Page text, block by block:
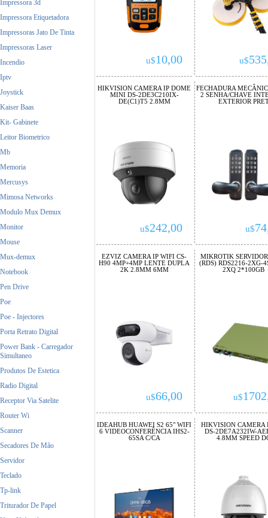
Impressora 3d
Impressora Etiquetadora
Impressoras Jato De Tinta
Impressoras Laser
Incendio
Iptv
Joystick
Kaiser Baas
Kit- Gabinete
Leitor Biometrico
Mb
Memoria
Mercusys
Mimosa Networks
Modulo Mux Demux
Monitor
Mouse
Mux-demux
Notebook
Pen Drive
Poe
Poe - Injectores
Porta Retrato Digital
Power Bank - Carregador
Simultaneo
Produtos De Estetica
Radio Digital
Receptor Via Satelite
Router Wi
Scanner
Secadores De Mão
Servidor
Teclado
Tp-link
Triturador De Papel
u$10,00 u$
HIKVISION CAMERA IP DOME
MINI DS-2DE3C210IX-
DE(C1)T5 2.8MM
u$242,00
FECHADURA
2 SENHA/CHAVE
EXTERIOR
u$
EZVIZ CAMERA IP WIFI CS-
H90 4MP+4MP LENTE DUPLA
2K 2.8MM 6MM
u$66,00
MIKROTIK SERVIDOR
(RDS) RDS2216-2XG-
2XQ 2*100GB
u$
IDEAHUB HUAWEI S2 65" WIFI
6 VIDEOCONFERÊNCIA IHS2-
65SA C/CA
HIKVISION CAMERA
DS-2DE7A232IW-
4.8MM SPEED